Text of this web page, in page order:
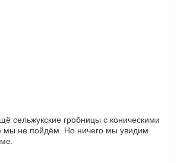
сельжукские гробницы с коническими
мы не пойдём. Но ничего мы увидим